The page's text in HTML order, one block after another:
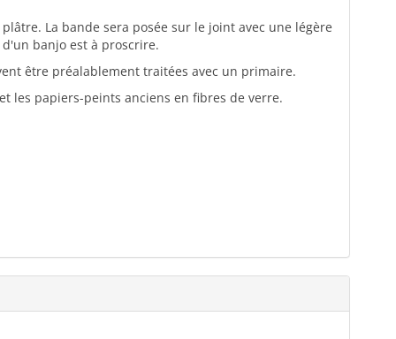
La bande sera posée sur le joint avec une légère
banjo est à proscrire.
être préalablement traitées avec un primaire.
les papiers-peints anciens en fibres de verre.